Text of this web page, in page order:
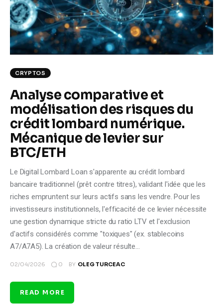
Climate
Markets
Tech
Shop
CRYPTOS
Analyse comparative et
modélisation des risques du
crédit lombard numérique.
Mécanique de levier sur
BTC/ETH
Le Digital Lombard Loan s'apparente au crédit lombard
bancaire traditionnel (prêt contre titres), validant l'idée que les
riches empruntent sur leurs actifs sans les vendre. Pour les
investisseurs institutionnels, l'efficacité de ce levier nécessite
une gestion dynamique stricte du ratio LTV et l'exclusion
d'actifs considérés comme "toxiques" (ex. stablecoins
A7/A7A5). La création de valeur résulte…
02/04/2026 0 BY OLEG TURCEAC
READ MORE